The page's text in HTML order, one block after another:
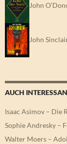
John
John
AUCH
Isaac Asimov – Die
Sophie Andresky –
Walter Moers –